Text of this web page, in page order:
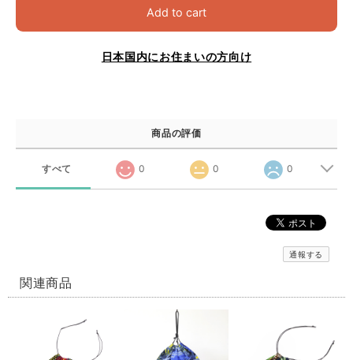
Add to cart
日本国内にお住まいの方向け
商品の評価
すべて 0 0 0
通報する
関連商品